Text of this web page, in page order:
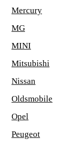
Mercury
MG
MINI
Mitsubishi
Nissan
Oldsmobile
Opel
Peugeot